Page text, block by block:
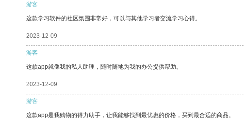
游客
这款学习软件的社区氛围非常好，可以与其他学习者交流学习心得。
2023-12-09
游客
这款app就像我的私人助理，随时随地为我的办公提供帮助。
2023-12-09
游客
这款app是我购物的得力助手，让我能够找到最优惠的价格，买到最合适的商品。